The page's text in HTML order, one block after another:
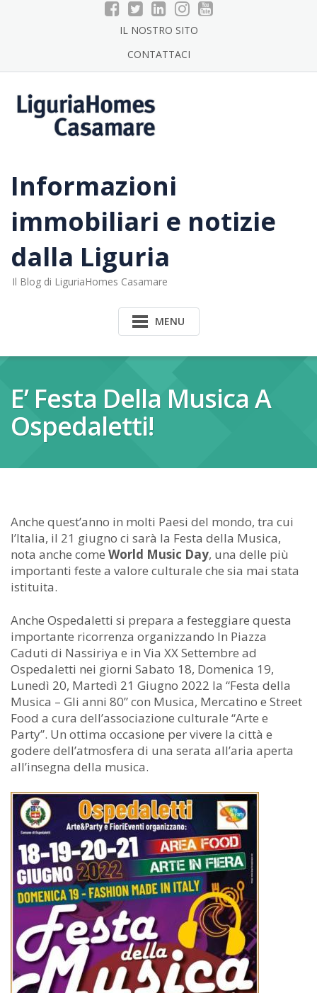
IL NOSTRO SITO
CONTATTACI
Informazioni
immobiliari e notizie
dalla Liguria
Il Blog di LiguriaHomes Casamare
MENU
E’ Festa Della Musica A
Ospedaletti!
Anche quest’anno in molti Paesi del mondo, tra cui
l’Italia, il 21 giugno ci sarà la Festa della Musica,
nota anche come World Music Day, una delle più
importanti feste a valore culturale che sia mai stata
istituita.
Anche Ospedaletti si prepara a festeggiare questa
importante ricorrenza organizzando In Piazza
Caduti di Nassiriya e in Via XX Settembre ad
Ospedaletti nei giorni Sabato 18, Domenica 19,
Lunedì 20, Martedì 21 Giugno 2022 la “Festa della
Musica – Gli anni 80” con Musica, Mercatino e Street
Food a cura dell’associazione culturale “Arte e
Party”. Un ottima occasione per vivere la città e
godere dell’atmosfera di una serata all’aria aperta
all’insegna della musica.